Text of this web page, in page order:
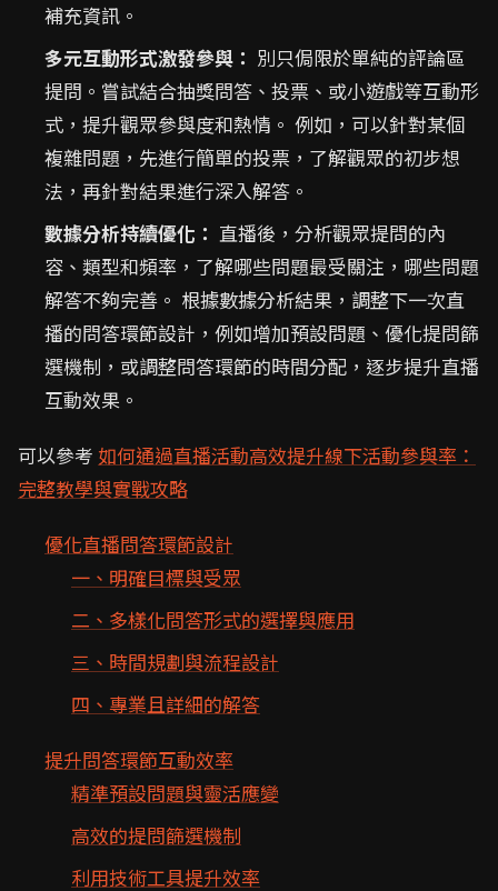
補充資訊。
多元互動形式激發參與： 別只侷限於單純的評論區
提問。嘗試結合抽獎問答、投票、或小遊戲等互動形
式，提升觀眾參與度和熱情。 例如，可以針對某個
複雜問題，先進行簡單的投票，了解觀眾的初步想
法，再針對結果進行深入解答。
數據分析持續優化： 直播後，分析觀眾提問的內
容、類型和頻率，了解哪些問題最受關注，哪些問題
解答不夠完善。 根據數據分析結果，調整下一次直
播的問答環節設計，例如增加預設問題、優化提問篩
選機制，或調整問答環節的時間分配，逐步提升直播
互動效果。
可以參考 如何通過直播活動高效提升線下活動參與率：
完整教學與實戰攻略
優化直播問答環節設計
一、明確目標與受眾
二、多樣化問答形式的選擇與應用
三、時間規劃與流程設計
四、專業且詳細的解答
提升問答環節互動效率
精準預設問題與靈活應變
高效的提問篩選機制
利用技術工具提升效率